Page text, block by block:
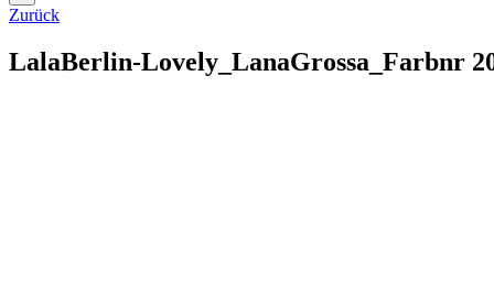
Zurück
LalaBerlin-Lovely_LanaGrossa_Farbnr